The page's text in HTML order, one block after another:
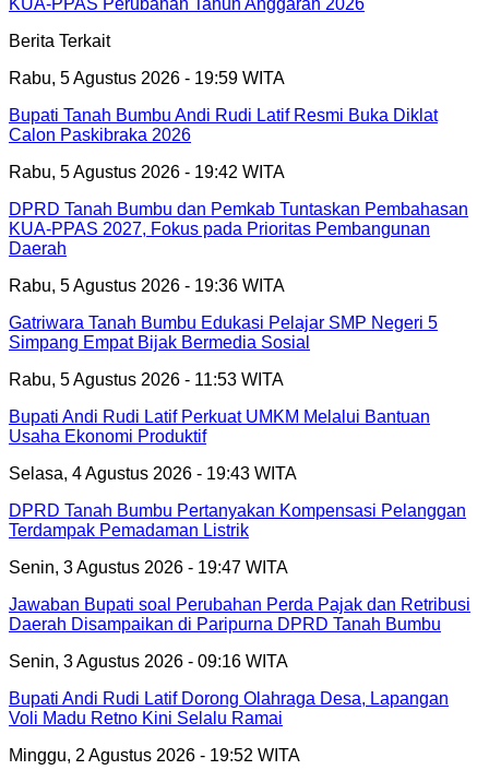
Berita Terkait
Rabu, 5 Agustus 2026 - 19:59 WITA
Bupati Tanah Bumbu Andi Rudi Latif Resmi Buka Diklat
Calon Paskibraka 2026
Rabu, 5 Agustus 2026 - 19:42 WITA
DPRD Tanah Bumbu dan Pemkab Tuntaskan Pembahasan
KUA-PPAS 2027, Fokus pada Prioritas Pembangunan
Daerah
Rabu, 5 Agustus 2026 - 19:36 WITA
Gatriwara Tanah Bumbu Edukasi Pelajar SMP Negeri 5
Simpang Empat Bijak Bermedia Sosial
Rabu, 5 Agustus 2026 - 11:53 WITA
Bupati Andi Rudi Latif Perkuat UMKM Melalui Bantuan
Usaha Ekonomi Produktif
Selasa, 4 Agustus 2026 - 19:43 WITA
DPRD Tanah Bumbu Pertanyakan Kompensasi Pelanggan
Terdampak Pemadaman Listrik
Senin, 3 Agustus 2026 - 19:47 WITA
Jawaban Bupati soal Perubahan Perda Pajak dan Retribusi
Daerah Disampaikan di Paripurna DPRD Tanah Bumbu
Senin, 3 Agustus 2026 - 09:16 WITA
Bupati Andi Rudi Latif Dorong Olahraga Desa, Lapangan
Voli Madu Retno Kini Selalu Ramai
Minggu, 2 Agustus 2026 - 19:52 WITA